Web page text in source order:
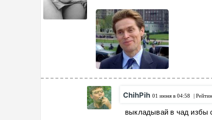
ChihPih 01 июня в 04:58 |
выкладывай в чад избы